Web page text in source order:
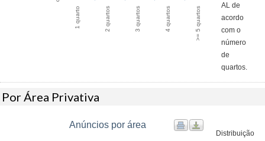
1 quarto 2 quartos 3 quartos 4 quartos >= 5 quartos
AL de
acordo
com o
número
de
quartos.
Por Área Privativa
Anúncios por área
Distribuição